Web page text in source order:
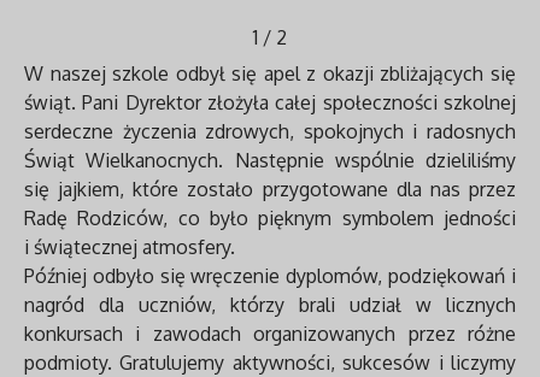
1 / 2
W naszej szkole odbył się apel z okazji zbliżających się
świąt. Pani Dyrektor złożyła całej społeczności szkolnej
serdeczne życzenia zdrowych, spokojnych i radosnych
Świąt Wielkanocnych. Następnie wspólnie dzieliliśmy
się jajkiem, które zostało przygotowane dla nas przez
Radę Rodziców, co było pięknym symbolem jedności
i świątecznej atmosfery.
Później odbyło się wręczenie dyplomów, podziękowań i
nagród dla uczniów, którzy brali udział w licznych
konkursach i zawodach organizowanych przez różne
podmioty. Gratulujemy aktywności, sukcesów i liczymy